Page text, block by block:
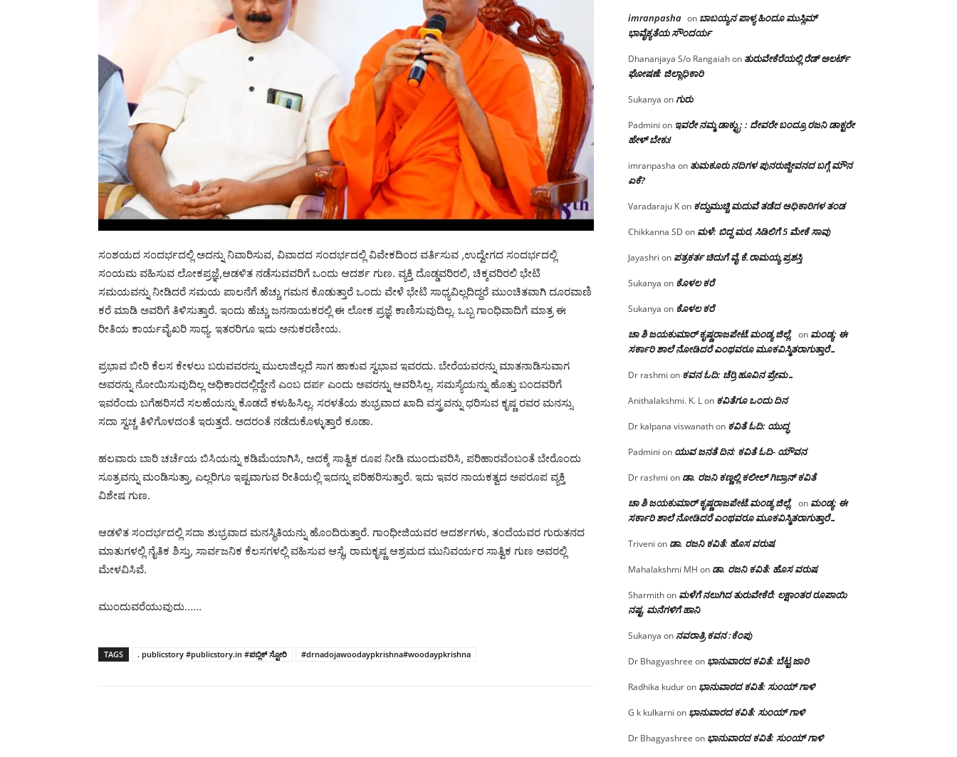
ಸಂಶಯದ ಸಂದರ್ಭದಲ್ಲಿ ಅದನ್ನು ನಿವಾರಿಸುವ, ವಿವಾದದ ಸಂದರ್ಭದಲ್ಲಿ ವಿವೇಕದಿಂದ ವರ್ತಿಸುವ ,ಉದ್ವೇಗದ ಸಂದರ್ಭದಲ್ಲಿ
ಸಂಯಮ ವಹಿಸುವ ಲೋಕಪ್ರಜ್ಞೆ,‌ಆಡಳಿತ ನಡೆಸುವವರಿಗೆ ಒಂದು ಆದರ್ಶ ಗುಣ. ವ್ಯಕ್ತಿ ದೊಡ್ಡವರಿರಲಿ, ಚಿಕ್ಕವರಿರಲಿ ಭೇಟಿ
ಸಮಯವನ್ನು ನೀಡಿದರೆ ಸಮಯ ಪಾಲನೆಗೆ ಹೆಚ್ಚು ಗಮನ ಕೊಡುತ್ತಾರೆ ಒಂದು ವೇಳೆ ಭೇಟಿ ಸಾಧ್ಯವಿಲ್ಲದಿದ್ದರೆ ಮುಂಚಿತವಾಗಿ ದೂರವಾಣಿ
ಕರೆ ಮಾಡಿ ಅವರಿಗೆ ತಿಳಿಸುತ್ತಾರೆ. ಇಂದು ಹೆಚ್ಚು ಜನನಾಯಕರಲ್ಲಿ ಈ ಲೋಕ ಪ್ರಜ್ಞೆ ಕಾಣಿಸುವುದಿಲ್ಲ. ಒಬ್ಬ ಗಾಂಧಿವಾದಿಗೆ ಮಾತ್ರ ಈ
ರೀತಿಯ ಕಾರ್ಯವೈಖರಿ ಸಾಧ್ಯ. ಇತರರಿಗೂ ಇದು ಅನುಕರಣೀಯ.
ಪ್ರಭಾವ ಬೀರಿ ಕೆಲಸ ಕೇಳಲು ಬರುವವರನ್ನು ಮುಲಾಜಿಲ್ಲದೆ ಸಾಗ ಹಾಕುವ ಸ್ವಭಾವ ಇವರದು. ಬೇರೆಯವರನ್ನು ಮಾತನಾಡಿಸುವಾಗ
ಅವರನ್ನು ನೋಯಿಸುವುದಿಲ್ಲ ಅಧಿಕಾರದಲ್ಲಿದ್ದೇನೆ ಎಂಬ ದರ್ಪ ಎಂದು ಅವರನ್ನು ಆವರಿಸಿಲ್ಲ. ಸಮಸ್ಯೆಯನ್ನು ಹೊತ್ತು ಬಂದವರಿಗೆ
ಇವರೆಂದು ಬಗೆಹರಿಸದೆ ಸಲಹೆಯನ್ನು ಕೊಡದೆ ಕಳುಹಿಸಿಲ್ಲ. ಸರಳತೆಯ ಶುಭ್ರವಾದ ಖಾದಿ ವಸ್ತ್ರವನ್ನು ಧರಿಸುವ ಕೃಷ್ಣ ರವರ ಮನಸ್ಸು
ಸದಾ ಸ್ವಚ್ಚ ತಿಳಿಗೊಳದಂತೆ ಇರುತ್ತದೆ. ಅದರಂತೆ ನಡೆದುಕೊಳ್ಳುತ್ತಾರೆ ಕೂಡಾ.
ಹಲವಾರು ಬಾರಿ ಚರ್ಚೆಯ ಬಿಸಿಯನ್ನು ಕಡಿಮೆಯಾಗಿಸಿ, ಅದಕ್ಕೆ ಸಾತ್ವಿಕ ರೂಪ ನೀಡಿ ಮುಂದುವರಿಸಿ, ಪರಿಹಾರವೆಂಬಂತೆ ಬೇರೊಂದು
ಸೂತ್ರವನ್ನು ಮಂಡಿಸುತ್ತಾ, ಎಲ್ಲರಿಗೂ ಇಷ್ಟವಾಗುವ ರೀತಿಯಲ್ಲಿ ಇದನ್ನು ಪರಿಹರಿಸುತ್ತಾರೆ. ಇದು ಇವರ ನಾಯಕತ್ವದ ಅಪರೂಪ ವ್ಯಕ್ತಿ
ವಿಶೇಷ ಗುಣ.
ಆಡಳಿತ ಸಂದರ್ಭದಲ್ಲಿ ಸದಾ ಶುಭ್ರವಾದ ಮನಸ್ಥಿತಿಯನ್ನು ಹೊಂದಿರುತ್ತಾರೆ. ಗಾಂಧೀಜಿಯವರ ಆದರ್ಶಗಳು, ತಂದೆಯವರ ಗುರುತನದ
ಮಾತುಗಳಲ್ಲಿ ನೈತಿಕ ಶಿಸ್ತು, ಸಾರ್ವಜನಿಕ ಕೆಲಸಗಳಲ್ಲಿ ವಹಿಸುವ ಆಸ್ಥೆ, ರಾಮಕೃಷ್ಣ ಆಶ್ರಮದ ಮುನಿವರ್ಯರ ಸಾತ್ವಿಕ ಗುಣ ಅವರಲ್ಲಿ
ಮೇಳವಿಸಿವೆ.
ಮುಂದುವರೆಯುವುದು……
TAGS . publicstory #publicstory.in #ಪಬ್ಲಿಕ್ ಸ್ಟೋರಿ #drnadojawoodaypkrishna#woodaypkrishna
imranpasha on ಬಾಬಯ್ಯನ ಪಾಳ್ಯ ಹಿಂದೂ ಮುಸ್ಲಿಮ್
ಭಾವೈಕ್ಯತೆಯ ಸೌಂದರ್ಯ
Dhananjaya S/o Rangaiahon ತುರುವೇಕೆರೆಯಲ್ಲಿ ರೆಡ್ ಅಲರ್ಟ್
ಘೋಷಣೆ: ಜಿಲ್ಲಾಧಿಕಾರಿ
Sukanya onಗುರು
Padmini on ಇವರೇ ನಮ್ಮ ಡಾಕ್ಟ್ರು; : ದೇವರೇ ಬಂದ್ರೂ ರಜನಿ ಡಾಕ್ಟರೇ
ಹೇಳ್ ಬೇಕು!
imranpasha on ತುಮಕೂರು ನದಿಗಳ ಪುನರುಜ್ಜೀವನದ ಬಗ್ಗೆ ಮೌನ
ಏಕೆ?
Varadaraju Kon ಕದ್ದುಮುಚ್ಚಿ ಮದುವೆ ತಡೆದ ಅಧಿಕಾರಿಗಳ ತಂಡ
Chikkanna SD on ಮಳೆ: ಬಿದ್ದ ಮರ, ಸಿಡಿಲಿಗೆ 5 ಮೇಕೆ ಸಾವು
Jayashri on ಪತ್ರಕರ್ತ ಚಿದುಗೆ ವೈ.ಕೆ.ರಾಮಯ್ಯ ಪ್ರಶಸ್ತಿ
Sukanya on ಕೊಳಲ ಕರೆ
Sukanya on ಕೊಳಲ ಕರೆ
ಚಾ ಶಿ ಜಯಕುಮಾರ್ ಕೃಷ್ಣರಾಜಪೇಟೆ.ಮಂಡ್ಯ ಜಿಲ್ಲೆ. on ಮಂಡ್ಯ: ಈ
ಸರ್ಕಾರಿ ಶಾಲೆ ನೋಡಿದರೆ ಎಂಥವರೂ ಮೂಕವಿಸ್ಮಿತರಾಗುತ್ತಾರೆ…
Dr rashmi on ಕವನ ಓದಿ: ಚೆರ್ರಿ ಹೂವಿನ ಪ್ರೇಮ…
Anithalakshmi. K. Lon ಕವಿತೆಗೂ ಒಂದು ದಿನ
Dr kalpana viswanathon ಕವಿತೆ ಓದಿ: ಯುದ್ಧ
Padmini on ಯುವ ಜನತೆ ದಿನ: ಕವಿತೆ ಓದಿ- ಯೌವನ
Dr rashmi on ಡಾ. ರಜನಿ‌ ಕಣ್ಣಲ್ಲಿ ಕಲೀಲ್ ಗಿಬ್ರಾನ್ ಕವಿತೆ
ಚಾ ಶಿ ಜಯಕುಮಾರ್ ಕೃಷ್ಣರಾಜಪೇಟೆ.ಮಂಡ್ಯ ಜಿಲ್ಲೆ. on ಮಂಡ್ಯ: ಈ
ಸರ್ಕಾರಿ ಶಾಲೆ ನೋಡಿದರೆ ಎಂಥವರೂ ಮೂಕವಿಸ್ಮಿತರಾಗುತ್ತಾರೆ…
Triveni on ಡಾ. ರಜನಿ ಕವಿತೆ: ಹೊಸ ವರುಷ
Mahalakshmi MH on ಡಾ. ರಜನಿ ಕವಿತೆ: ಹೊಸ ವರುಷ
Sharmithon ಮಳೆಗೆ ನಲುಗಿದ ತುರುವೇಕೆರೆ: ಲಕ್ಷಾಂತರ ರೂಪಾಯಿ
ನಷ್ಟ, ಮನೆಗಳಿಗೆ ಹಾನಿ
Sukanya on ನವರಾತ್ರಿ ಕವನ :ಕೆಂಪು
Dr Bhagyashree on ಭಾನುವಾರದ ಕವಿತೆ: ಬೆಟ್ಟ ಜಾರಿ
Radhika kuduron ಭಾನುವಾರದ ಕವಿತೆ: ಸುಂಯ್ ಗಾಳಿ
G k kulkarni on ಭಾನುವಾರದ ಕವಿತೆ: ಸುಂಯ್ ಗಾಳಿ
Dr Bhagyashree on ಭಾನುವಾರದ ಕವಿತೆ: ಸುಂಯ್ ಗಾಳಿ